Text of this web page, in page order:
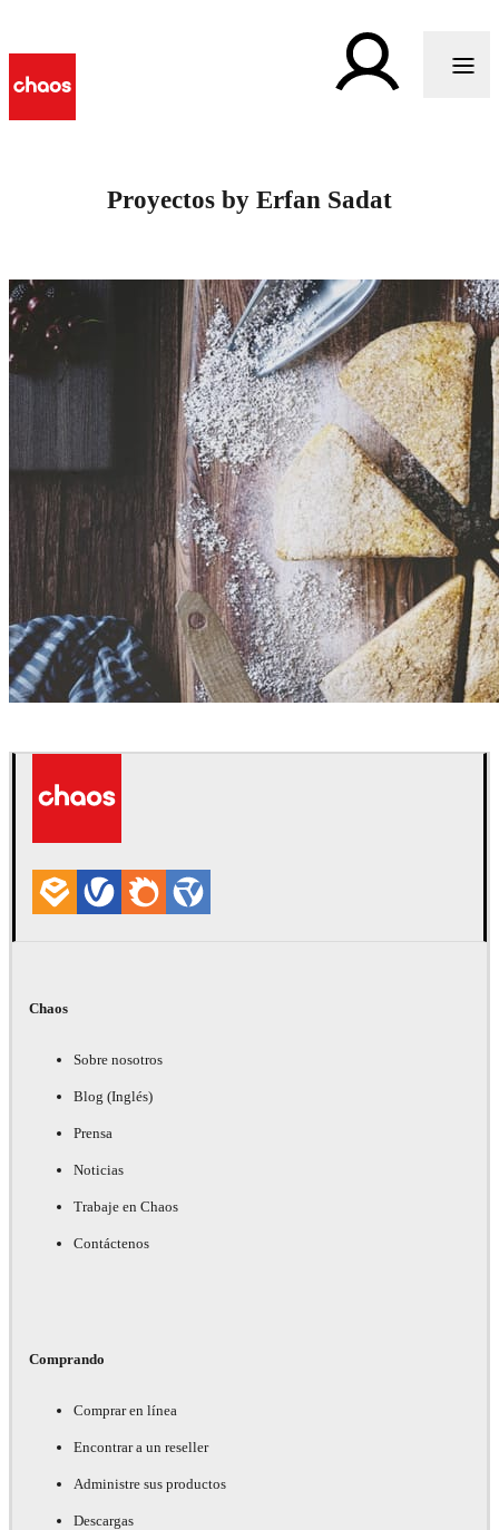
Proyectos by Erfan Sadat
Chaos
Sobre nosotros
Blog (Inglés)
Prensa
Noticias
Trabaje en Chaos
Contáctenos
Comprando
Comprar en línea
Encontrar a un reseller
Administre sus productos
Descargas